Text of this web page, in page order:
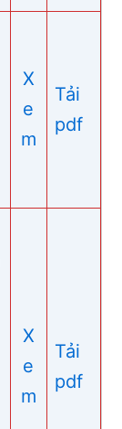
X
e
m
Tải
pdf
X
e
m
Tải
pdf